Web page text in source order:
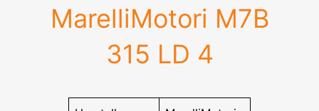
MarelliMotori M7B
315 LD 4